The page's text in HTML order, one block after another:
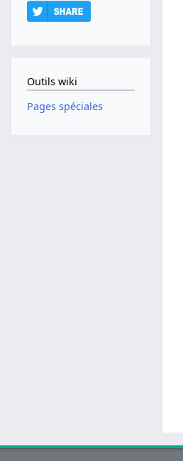
Outils wiki
Pages spéciales